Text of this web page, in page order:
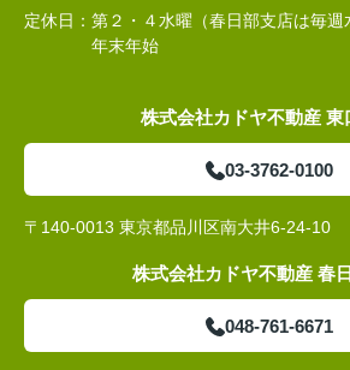
定休日： 第２・４水曜（春日部支店は毎週
年末年始
株式会社カドヤ不動産 東
03-3762-0100
〒140-0013 東京都品川区南大井6-24-10
株式会社カドヤ不動産 春
048-761-6671